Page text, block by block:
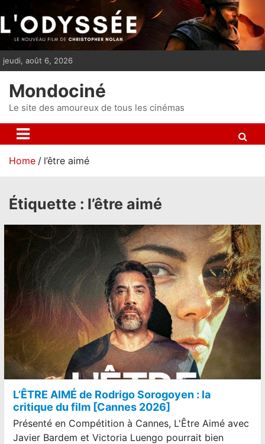
i
p
t
n
t
jeudi, août 6, 2026
Mondociné
Le site des amoureux de tous les cinémas
Home l’être aimé
Étiquette : l’être aimé
L’ÊTRE AIMÉ de Rodrigo Sorogoyen : la
critique du film [Cannes 2026]
Présenté en Compétition à Cannes, L'Être Aimé avec
Javier Bardem et Victoria Luengo pourrait bien